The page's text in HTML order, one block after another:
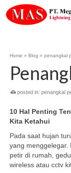
Home » Blog » penangkal
posted in: penangkal
10 Hal Penting
Kita Ketahui
Pada saat hujan
yang menggelegar.
petir di rumah,
wireless atau cctv